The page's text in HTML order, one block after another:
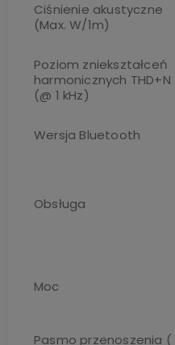
Ciśnienie akustyczne
(Max. W/1m)
Poziom zniekształceń
harmonicznych THD+N
(@ 1 kHz)
Wersja Bluetooth
Obsługa
Moc
Pasmo przenoszenia (